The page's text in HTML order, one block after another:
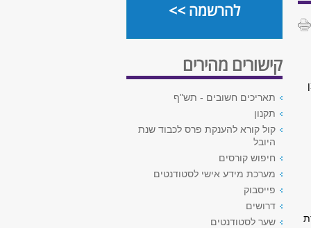
להרשמה >>
קישורים מהירים
תאריכים חשובים - תש"ף
תקנון
קול קורא להענקת פרס לכבוד שנת
היובל
חיפוש קורסים
מערכת מידע אישי לסטודנטים
פייסבוק
דרושים
שער לסטודנטים